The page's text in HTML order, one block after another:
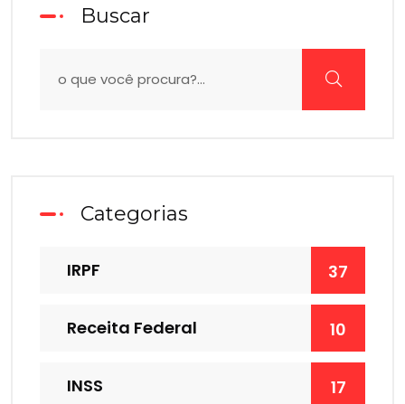
Buscar
Categorias
IRPF 37
Receita Federal 10
INSS 17